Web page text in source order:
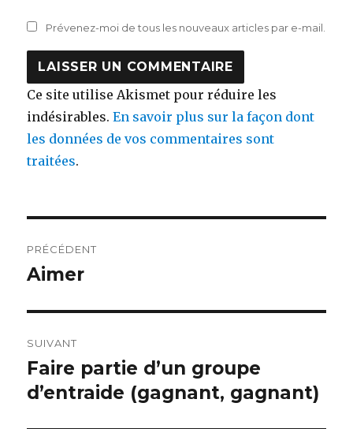
Prévenez-moi de tous les nouveaux articles par e-mail.
Ce site utilise Akismet pour réduire les
indésirables.En savoir plus sur la façon dont
les données de vos commentaires sont
traitées.
de
PRÉCÉDENT
Publication
Aimer
SUIVANT
Publication
suivante :
Faire partie d’un groupe
d’entraide (gagnant, gagnant)